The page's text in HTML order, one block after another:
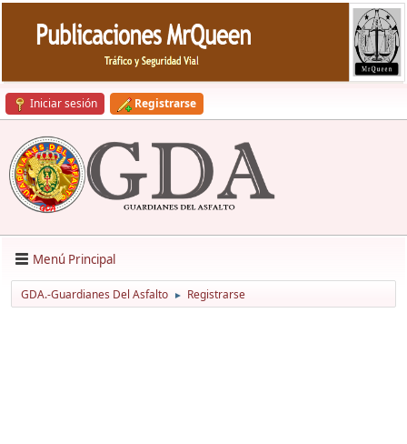
Iniciar sesión Registrarse
Menú Principal
GDA.-Guardianes Del Asfalto ► Registrarse